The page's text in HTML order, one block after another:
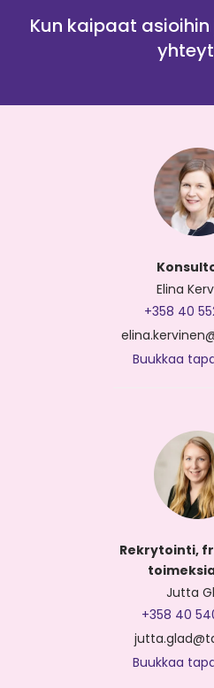
Kun kaipaat
Elina
+358 40
Buukkaa
Rekrytointi,
Jutta
+358 40
Buukkaa